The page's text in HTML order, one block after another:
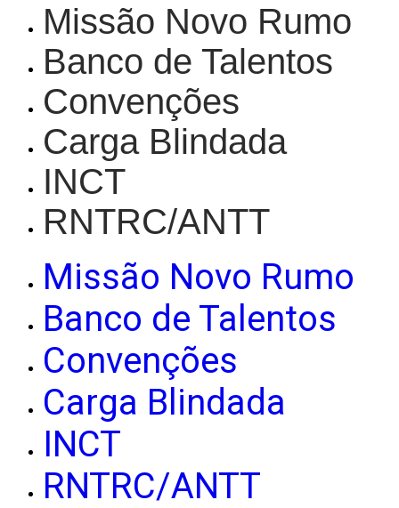
Missão Novo Rumo
Banco de Talentos
Convenções
Carga Blindada
INCT
RNTRC/ANTT
Missão Novo Rumo
Banco de Talentos
Convenções
Carga Blindada
INCT
RNTRC/ANTT